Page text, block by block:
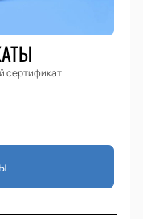
сертификат